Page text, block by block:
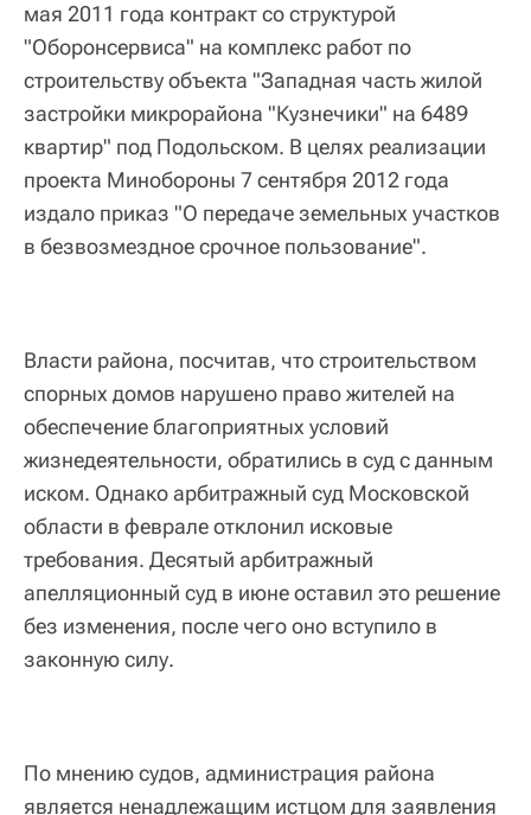
мая 2011 года контракт со структурой
"Оборонсервиса" на комплекс работ по
строительству объекта "Западная часть жилой
застройки микрорайона "Кузнечики" на 6489
квартир" под Подольском. В целях реализации
проекта Минобороны 7 сентября 2012 года
издало приказ "О передаче земельных участков
в безвозмездное срочное пользование".
Власти района, посчитав, что строительством
спорных домов нарушено право жителей на
обеспечение благоприятных условий
жизнедеятельности, обратились в суд с данным
иском. Однако арбитражный суд Московской
области в феврале отклонил исковые
требования. Десятый арбитражный
апелляционный суд в июне оставил это решение
без изменения, после чего оно вступило в
законную силу.
По мнению судов, администрация района
является ненадлежащим истцом для заявления